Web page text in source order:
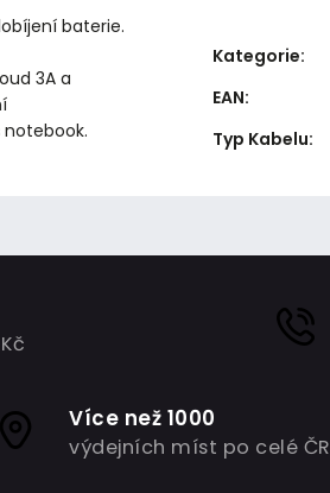
baterie.
3A a
Kategorie:
EAN:
Typ Kabelu:
Více než 1000
výdejních míst po celé ČR